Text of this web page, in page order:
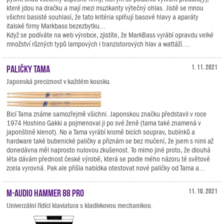
které jdou na dračku a mají mezi muzikanty výtečný ohlas. Jistě se mnou
všichni basisté souhlasí, že tato kritéria splňují basové hlavy a aparáty
italské firmy Markbass bezezbytku...
Když se podíváte na web výrobce, zjistíte, že MarkBass vyrábí opravdu velké
množství různých typů lampových i tranzistorových hlav a wattáží....
1. 11. 2021
Paličky Tama
Japonská preciznost v každém kousku.
Bicí Tama známe samozřejmě všichni. Japonskou značku představil v roce
1974 Hoshino Gakki a pojmenoval ji po své ženě (tama také znamená v
japonštině klenot). No a Tama vyrábí kromě bicích souprav, bubínků a
hardware také bubenické paličky a přiznám se bez mučení, že jsem s nimi až
donedávna měl naprosto nulovou zkušenost. To mimo jiné proto, že dlouhá
léta dávám přednost české výrobě, která se podle mého názoru té světové
zcela vyrovná. Pak ale přišla nabídka otestovat nové paličky od Tama a...
11. 10. 2021
M-Audio Hammer 88 Pro
Univerzální řídící klaviatura s kladívkovou mechanikou.